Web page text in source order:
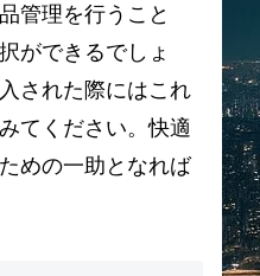
管理を行うこと
ができるでしょ
された際にはこれ
てください。快適
めの一助となれば